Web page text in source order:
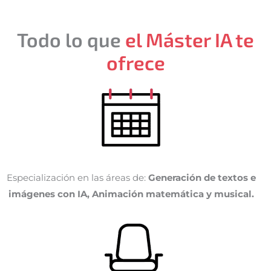
Todo lo que el Máster IA te
ofrece
Especialización en las áreas de:Generación de textos e
imágenes con IA, Animación matemática y musical.